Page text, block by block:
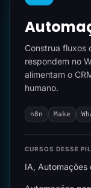
Construa fluxos
respondem no
alimentam o
humano.
n8n Make
CURSOS DESSE
IA, Automações